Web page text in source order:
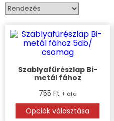
Szablyafűrészlap Bi-
metál fához
755 Ft + áfa
Opciók választása
Ennek
terméknek
variációja
változatok
termékoldalon